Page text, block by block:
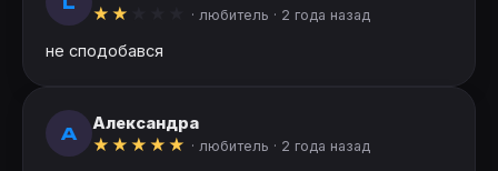
★ ★ · любитель · 2 года назад
не сподобався
А
Александра
★ ★ ★ ★ ★ · любитель · 2 года назад